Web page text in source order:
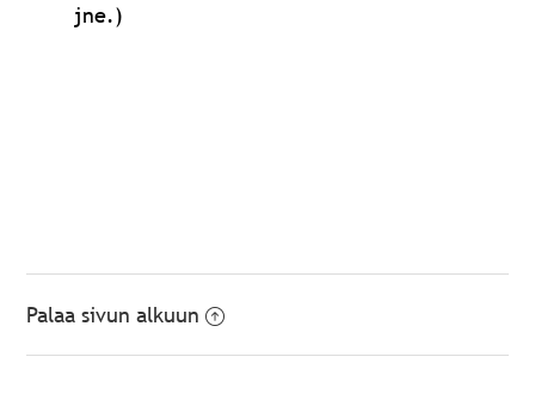
jne.)
Palaa sivun alkuun